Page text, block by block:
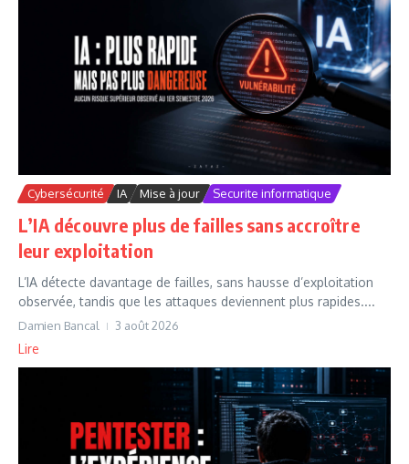
Cybersécurité IA Mise à jour Securite informatique
L’IA découvre plus de failles sans accroître
leur exploitation
L’IA détecte davantage de failles, sans hausse d’exploitation
observée, tandis que les attaques deviennent plus rapides....
Damien Bancal 3 août 2026
Lire